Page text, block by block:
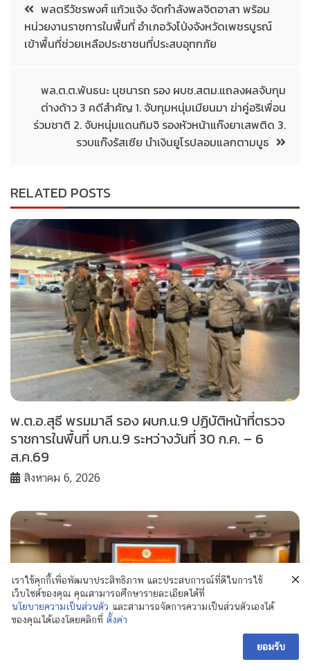
พลตรีวัชรพงศ์ แก้วแจ้ง จัดกำลังพลจิตอาสา พร้อม
หน่วยงานราชการในพื้นที่ อำเภอวังโป่งจังหวัดเพชรบูรณ์
เข้าพื้นที่ช่วยเหลือประชาชนที่ประสบอุทกภัย
พล.ต.ต.พันธนะ นุชนารถ รอง ผบช.สตม.แถลงผลจับกุม
ต่างด้าว 3 คดีสำคัญ 1. จับกุมหนุ่มเมียนมา ฆ่าคู่อริเพื่อน
ร่วมชาติ 2. จับหนุ่มแดนกิมจิ รองหัวหน้าแก๊งยาเสพติด 3.
รวบแก๊งรัสเซีย นำเงินยูโรปลอมแลกตามบูธ
RELATED POSTS
พ.ต.อ.สุธี พรมมาลี รอง ผบก.น.9 ปฏิบัติหน้าที่ตรวจ
ราชการในพื้นที่ บก.น.9 ระหว่างวันที่ 30 ก.ค. – 6
ส.ค.69
สิงหาคม 6, 2026
เราใช้คุกกี้เพื่อพัฒนาประสิทธิภาพ และประสบการณ์ที่ดีในการใช้
เว็บไซต์ของคุณ คุณสามารถศึกษารายละเอียดได้ที่
นโยบายความเป็นส่วนตัว และสามารถจัดการความเป็นส่วนตัวเองได้
ของคุณได้เองโดยคลิกที่ ตั้งค่า
ยอมรับ